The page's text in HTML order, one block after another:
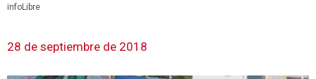
infoLibre
28 de septiembre de 2018